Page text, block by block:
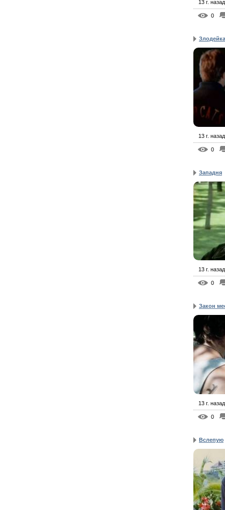
13 г. назад
0
Злодейка
13 г. назад
0
Западня
13 г. назад
0
Закон
13 г. назад
0
Вслепую